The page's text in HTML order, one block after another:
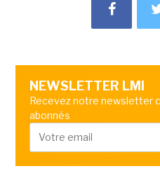
NEWSLETTER LMI
Recevez notre newsletter
abonnés